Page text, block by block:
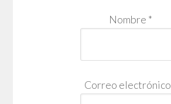
Nombre *
Correo electrónico